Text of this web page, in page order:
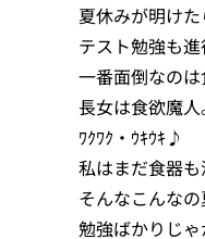
夏休みが明けた
テスト勉強も進
一番面倒なのは
長女は食欲魔
ﾜｸﾜｸ・ｳｷｳｷ♪
私はまだ食器
そんなこんなの
勉強ばかりじゃ